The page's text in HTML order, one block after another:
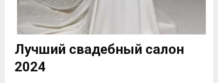
Лучший свадебный салон
2024